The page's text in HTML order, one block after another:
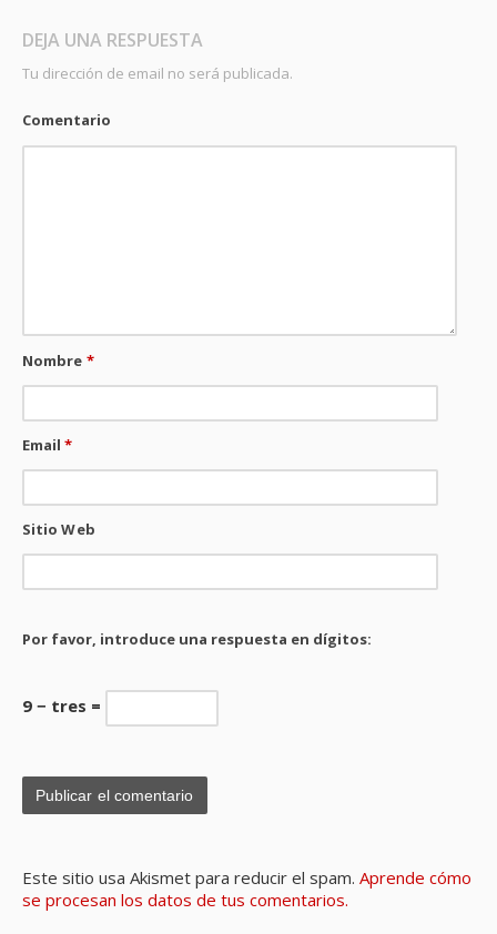
DEJA UNA RESPUESTA
Tu dirección de email no será publicada.
Comentario
Nombre *
Email*
Sitio Web
Por favor, introduce una respuesta en dígitos:
9 − tres =
Este sitio usa Akismet para reducir el spam. Aprende cómo
se procesan los datos de tus comentarios.